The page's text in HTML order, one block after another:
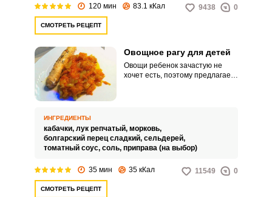
120 мин 83.1 кКал 9438 0
СМОТРЕТЬ РЕЦЕПТ
Овощное рагу для детей
Овощи ребенок зачастую не
хочет есть, поэтому предлагаем
ИНГРЕДИЕНТЫ
кабачки, лук репчатый, морковь,
болгарский перец сладкий, сельдерей,
томатный соус, соль, приправа (на выбор)
35 мин 35 кКал 11549 0
СМОТРЕТЬ РЕЦЕПТ